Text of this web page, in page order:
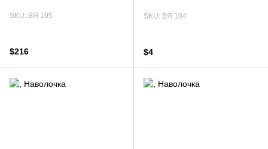
SKU: ВЯ 105
$216
SKU: ВЯ 104
$4